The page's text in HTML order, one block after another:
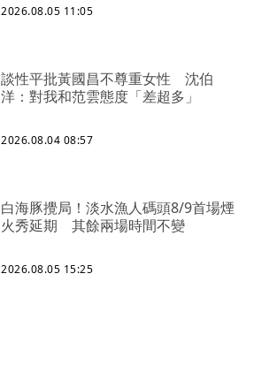
2026.08.05 11:05
談性平批黃國昌不尊重女性 沈伯
洋：對我和范雲態度「差超多」
2026.08.04 08:57
白海豚攪局！淡水漁人碼頭8/9首場煙
火秀延期 其餘兩場時間不變
2026.08.05 15:25